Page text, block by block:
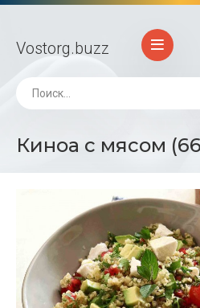
Vostorg.buzz
Киноа с мясом